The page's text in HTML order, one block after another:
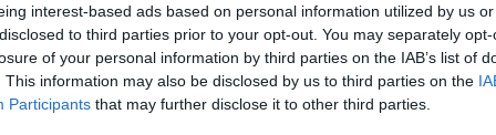
interest-based ads based on personal information utilized by us
to third parties prior to your opt-out. You may separately
of your personal information by third parties on the IAB’s list of
This information may also be disclosed by us to third parties on the
Participants that may further disclose it to other third parties.